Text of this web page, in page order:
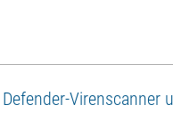
Virenscanner